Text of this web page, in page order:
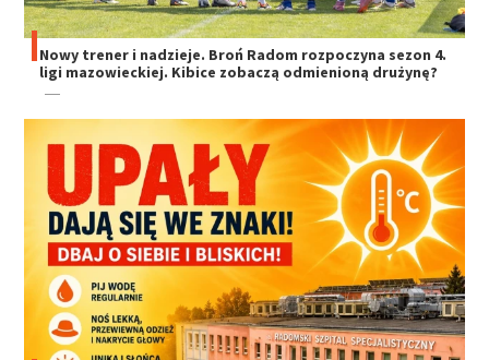
Nowy trener i nadzieje. Broń Radom rozpoczyna sezon 4.
ligi mazowieckiej. Kibice zobaczą odmienioną drużynę?